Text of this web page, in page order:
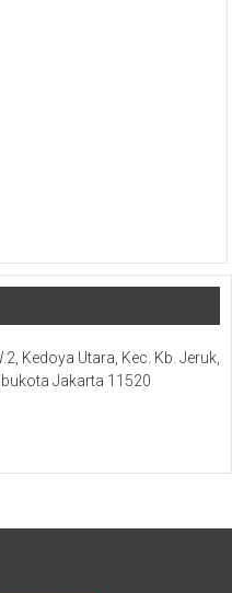
Kedoya Utara, Kec. Kb. Jeruk,
Jakarta 11520